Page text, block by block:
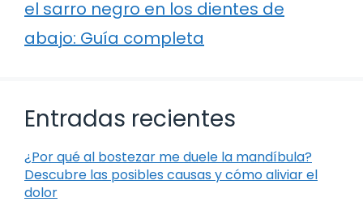
el sarro negro en los dientes de
abajo: Guía completa
Entradas recientes
¿Por qué al bostezar me duele la mandíbula?
Descubre las posibles causas y cómo aliviar el
dolor